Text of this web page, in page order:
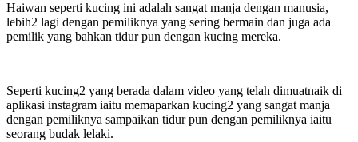
Haiwan seperti kucing ini adalah sangat manja dengan manusia,
lebih2 lagi dengan pemiliknya yang sering bermain dan juga ada
pemilik yang bahkan tidur pun dengan kucing mereka.
Seperti kucing2 yang berada dalam video yang telah dimuatnaik di
aplikasi instagram iaitu memaparkan kucing2 yang sangat manja
dengan pemiliknya sampaikan tidur pun dengan pemiliknya iaitu
seorang budak lelaki.